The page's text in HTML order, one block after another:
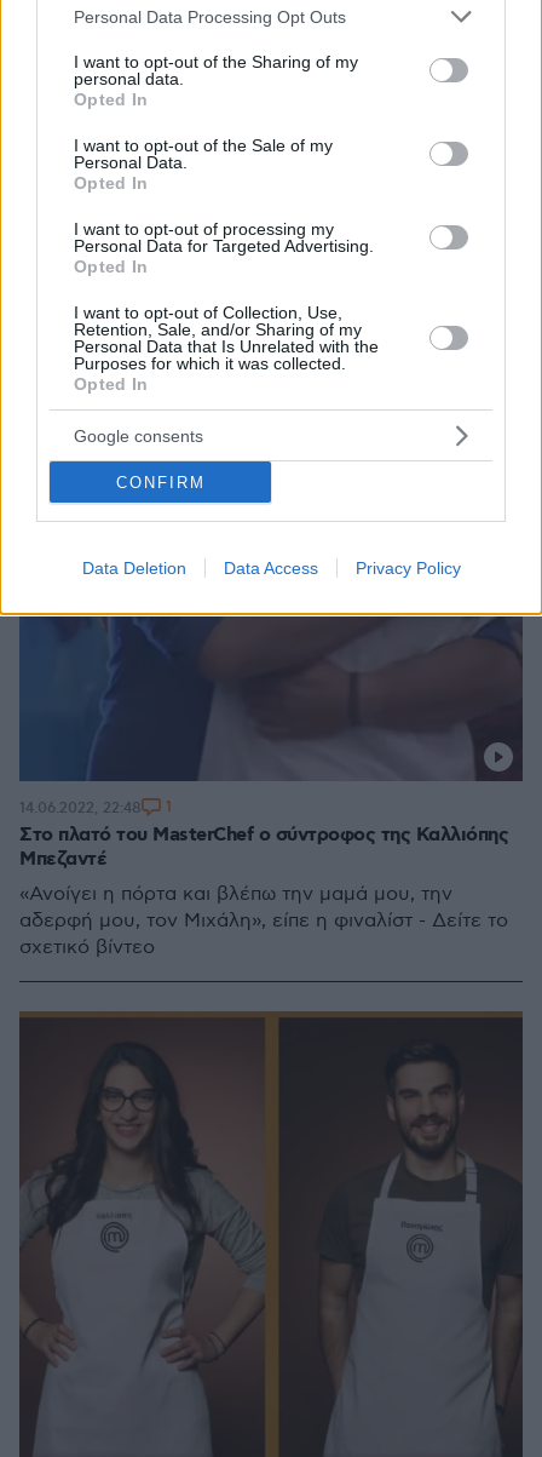
Please note that this website/app uses one or more Google
not limited to your visit or usage behaviour. You may click to
grant or deny consent to Google and its third-party tags to
use your data for below specified purposes in below Google
consent section.
Personal Data Processing Opt Outs
I want to opt-out of the Sharing of my
personal data.
Opted In
I want to opt-out of the Sale of my
Personal Data.
Opted In
I want to opt-out of processing my
Personal Data for Targeted Advertising.
Opted In
I want to opt-out of Collection, Use,
Retention, Sale, and/or Sharing of my
Personal Data that Is Unrelated with the
Purposes for which it was collected.
Opted In
Google consents
CONFIRM
Data Deletion Data Access Privacy Policy
Ο Παναγιώτης Κουμουνδούρος νικητής του Master Chef
2022 και του επάθλου των 50.000 ευρώ - Δείτε βίντεο
Η δοκιμασία του μεγάλου τελικού, το πιάτο της
κορυφαίας Βρετανής chef, Clare Smyth και η ατάκα
του Λεωνίδα Κουτσόπουλου που... άναψε φωτιές -
Στο πλατό του MasterChef ο σύντροφος της Καλλιόπης
Μπεζαντέ
«Ανοίγει η πόρτα και βλέπω την μαμά μου, την
αδερφή μου, τον Μιχάλη», είπε η φιναλίστ - Δείτε το
σχετικό βίντεο
14.06.2022, 22:48 1